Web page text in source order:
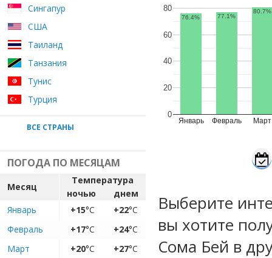
Сингапур
США
Таиланд
Танзания
Тунис
Турция
ВСЕ СТРАНЫ
ПОГОДА ПО МЕСЯЦАМ
Месяц
Температура
ночью
днем
Январь
+15°C +22°C
Февраль
+17°C +24°C
Март
+20°C +27°C
Январь Февраль Март
0
20
40
60
80
76.4% 77.1%
80.7%
Выберите
вы хотите
Сома Бей в